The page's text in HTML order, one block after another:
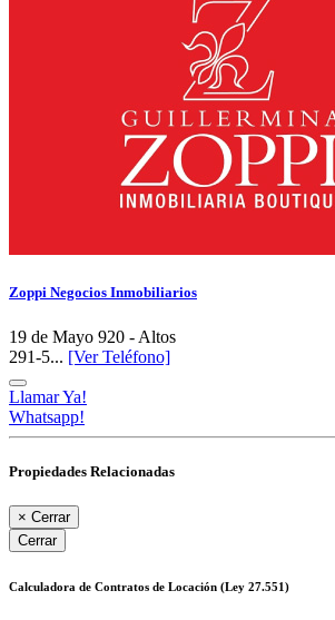
Zoppi Negocios Inmobiliarios
19 de Mayo 920 - Altos
291-5... [Ver Teléfono]
Llamar Ya!
Whatsapp!
Propiedades Relacionadas
× Cerrar
Cerrar
Calculadora de Contratos de Locación (Ley 27.551)